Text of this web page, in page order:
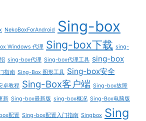
NekoBoxForAndroid Sing-box
Windows 代理 Sing-box下载 sing-
sing-box代理 Sing-box代理工具 sing-box
指南 Sing-Box 图形工具 Sing-box安全
卓教程 Sing-Box客户端 Sing-box故障
新 Sing-box最新版 sing-box概况 Sing-Box电脑版
配置 Sing-box配置入门指南 Singbox Sing